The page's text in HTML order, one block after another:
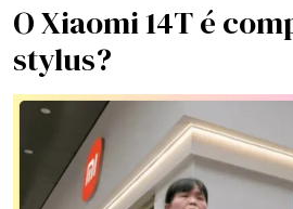
O Xiaomi 14T é
stylus?